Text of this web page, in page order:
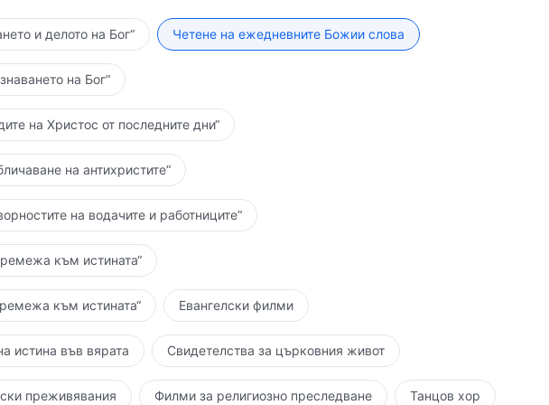
позиция и хората, чиито състояния са нормални, могат да
на Светия Дух над делото на Сатана. Макар че Светият Дух
още е налице; въпреки това, по време на действието на Светия
и разпознаят своето непокорство, мотиви и фалшификации. Само
на съвестта и желанието им да се покаят нараства. Така техният
бива отхвърлен в рамките на Божието дело. Действието на
Той действа в хората, те пак имат проблеми, пак плачат и
още не са им ясни, но в това състояние те са способни да спрат
и въпреки че плачат и са огорчени, все още могат да хвалят Бога;
нормално и в него няма нищо свръхестествено. Повечето хора
да действа, в състоянието им настъпват промени и нещата, които
Такива убеждения са погрешни. Когато Светият Дух действа в
все още присъстват и неговият духовен ръст остава същият, но
на Светия Дух и така състоянието му става по-активно,
и той се променя бързо. В реалните си преживявания хората
Светия Дух или на Сатана и ако не са способни да разберат тези
тогава навлизането в реални преживявания е изключено, да не
и делото на Бог“ Четене на ежедневните Божии слова
на Бог“
на Христос от последните дни“
на антихристите“
на водачите и работниците“
към истината“
към истината“ Евангелски филми
истина във вярата Свидетелства за църковния живот
преживявания Филми за религиозно преследване Танцов хор